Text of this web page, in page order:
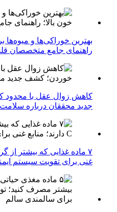
بهترین خوراکی‌ها و میوه‌ها
راهنمای جامع متخصصان
کاهش زوال عقل با
جدید محققان درباره
غنی برای تقویت سیستم